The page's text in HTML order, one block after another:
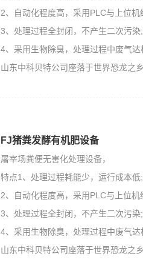
2、自动化程度高，采用PLC与上位
3、处理过程全封闭，不产生二次污染;
4、采用生物除臭，处理过程中废气达
山东中科贝特公司座落于世界恐龙之乡的山东诸城，是一家
FJ猪粪发酵有机肥设备
屠宰场粪便无害化处理设备，
特点1、处理过程耗能少，运行成本
2、自动化程度高，采用PLC与上位
3、处理过程全封闭，不产生二次污染;
4、采用生物除臭，处理过程中废气达
山东中科贝特公司座落于世界恐龙之乡的山东诸城，是一家